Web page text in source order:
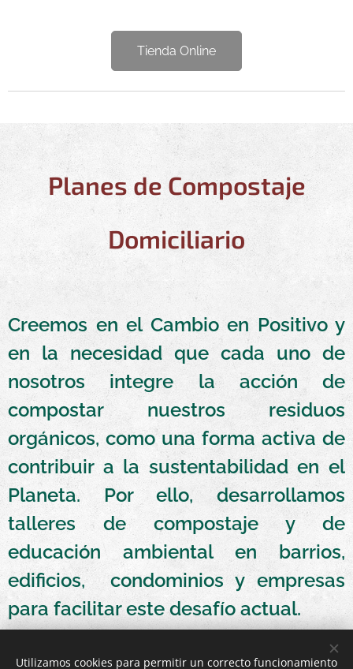
Tienda Online
Planes de Compostaje
Domiciliario
Creemos en el Cambio en Positivo y
en la necesidad que cada uno de
nosotros integre la acción de
compostar nuestros residuos
orgánicos, como una forma activa de
contribuir a la sustentabilidad en el
Planeta. Por ello, desarrollamos
talleres de compostaje y de
educación ambiental en barrios,
edificios, condominios y empresas
para facilitar este desafío actual.
La Educación es una herramienta fundamental para la
Utilizamos cookies para permitir un correcto funcionamiento